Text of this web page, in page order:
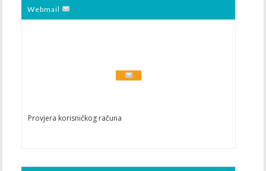
Webmail
Provjera korisničkog računa